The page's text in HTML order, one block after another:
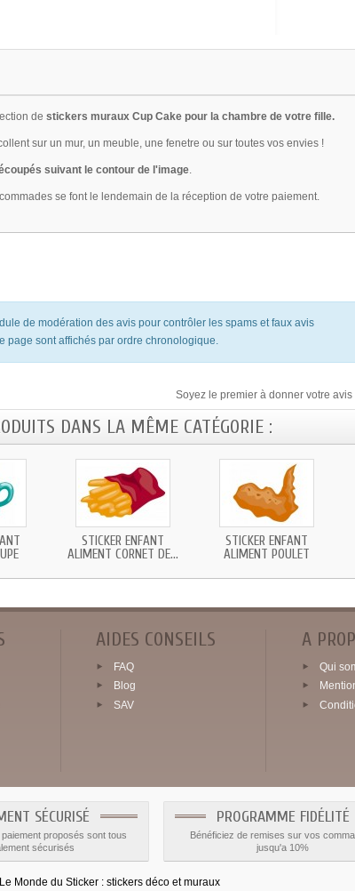
destickers muraux Cup Cake pour la chambre de votre fille.
sur un mur, un meuble, une fenetre ou sur toutes vos envies !
suivant le contour de l'image.
se font le lendemain de la réception de votre paiement.
de modération des avis pour contrôler les spams et faux avis
page sont affichés par ordre chronologique.
Soyez le premier à donner votre avis
DANS LA MÊME CATÉGORIE :
STICKER ENFANT
ALIMENT CORNET DE...
STICKER ENFANT
ALIMENT POULET
AIDES CONSEILS
FAQ
Blog
SAV
A
Qui
SÉCURISÉ
proposés sont tous
sécurisés
PROGRAMME FIDÉLITÉ
Bénéficiez de remises sur vos
jusqu'a 10%
du Sticker : stickers déco et muraux